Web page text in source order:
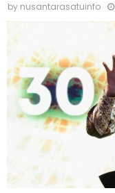
by nusantarasatuinfo